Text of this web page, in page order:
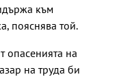
към
пояснява той.
опасенията на
на труда би